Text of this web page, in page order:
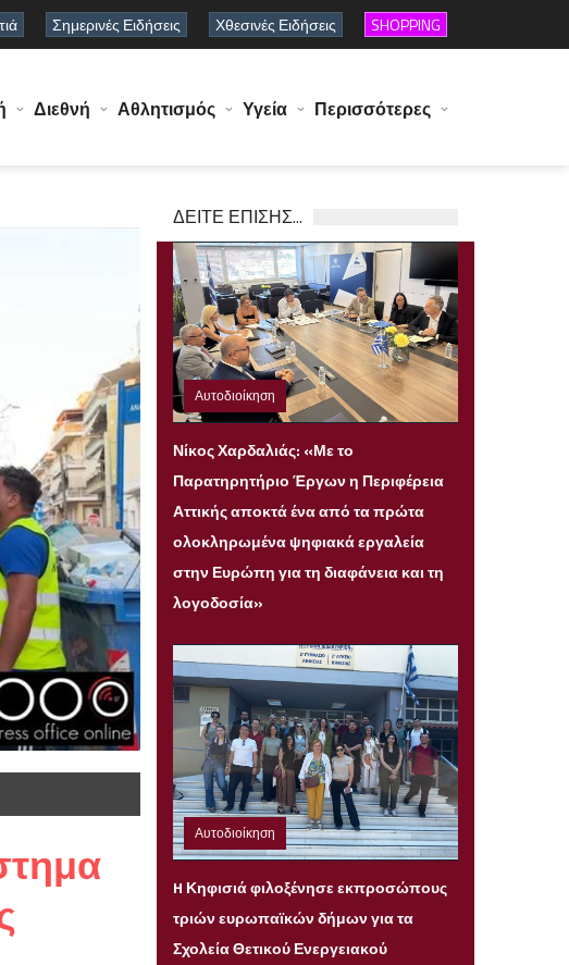
Σημερινές Ειδήσεις Χθεσινές Ειδήσεις SHOPPING
Διεθνή Αθλητισμός Υγεία Περισσότερες
ΔΕΙΤΕ ΕΠΙΣΗΣ...
Αυτοδιοίκηση
Πέμπτη 06 Αυγούστου 2026 22:23
Νίκος Χαρδαλιάς: «Με το
Παρατηρητήριο Έργων η Περιφέρεια
Αττικής αποκτά ένα από τα πρώτα
ολοκληρωμένα ψηφιακά εργαλεία
στην Ευρώπη για τη διαφάνεια και τη
λογοδοσία»
Αυτοδιοίκηση
Παρασκευή 31 Ιουλίου 2026 22:08
H Κηφισιά φιλοξένησε εκπροσώπους
τριών ευρωπαϊκών δήμων για τα
Σχολεία Θετικού Ενεργειακού